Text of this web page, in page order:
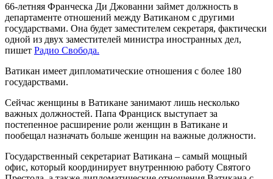
66-летняя Франческа Ди Джованни займет должность в
департаменте отношений между Ватиканом с другими
государствами. Она будет заместителем секретаря, фактически
одной из двух заместителей министра иностранных дел,
пишет Радио Свобода.
Ватикан имеет дипломатические отношения с более 180
государствами.
Сейчас женщины в Ватикане занимают лишь несколько
важных должностей. Папа Франциск выступает за
постепенное расширение роли женщин в Ватикане и
пообещал назначать больше женщин на важные должности.
Государственный секретариат Ватикана – самый мощный
офис, который координирует внутреннюю работу Святого